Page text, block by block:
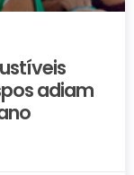
adiam